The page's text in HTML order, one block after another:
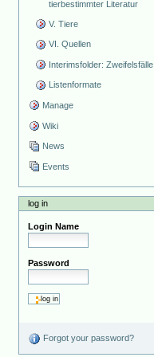
tierbestimmter Literatur
V. Tiere
VI. Quellen
Interimsfolder: Zweifelsfälle
Listenformate
Manage
Wiki
News
Events
log in
Login Name
Password
Forgot your password?